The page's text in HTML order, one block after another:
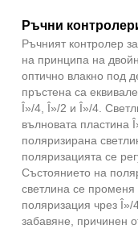
Ръчни
Ръчният контролер
на принципа на
оптично влакно под
пръстена са
Î»/4, Î»/2 и Î»/4.
вълновата пластина
поляризирана
поляризацията се
Състоянието на
светлина се
поляризация чрез
забавяне, причинен